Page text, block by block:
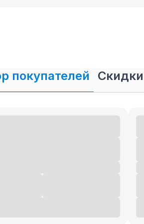
покупателей Скидки